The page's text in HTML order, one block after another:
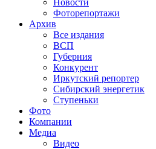
Фоторепортажи
Архив
Все издания
ВСП
Губерния
Конкурент
Иркутский репортер
Сибирский энергетик
Ступеньки
Фото
Компании
Медиа
Видео